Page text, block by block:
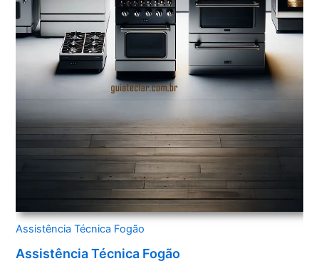
Assistência Técnica Fogão
Assistência Técnica Fogão